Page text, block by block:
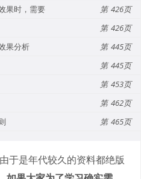
果时，需要
426
426
果分析
445
445
453
462
465
于是年代较久的资料都绝版